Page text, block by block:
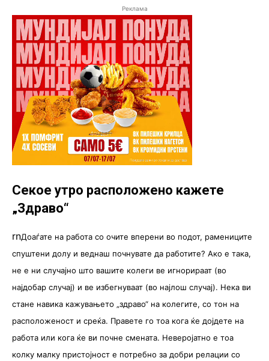
Реклама
Секое утро расположено кажете
„Здраво“
rnДоаѓате на работа со очите вперени во подот, рамениците
спуштени долу и веднаш почнувате да работите? Ако е така,
не е ни случајно што вашите колеги ве игнорираат (во
најдобар случај) и ве избегнуваат (во најлош случај). Нека ви
стане навика кажувањето „здраво“ на колегите, со тон на
расположеност и среќа. Правете го тоа кога ќе дојдете на
работа или кога ќе ви почне смената. Неверојатно е тоа
колку малку пристојност е потребно за добри релации со